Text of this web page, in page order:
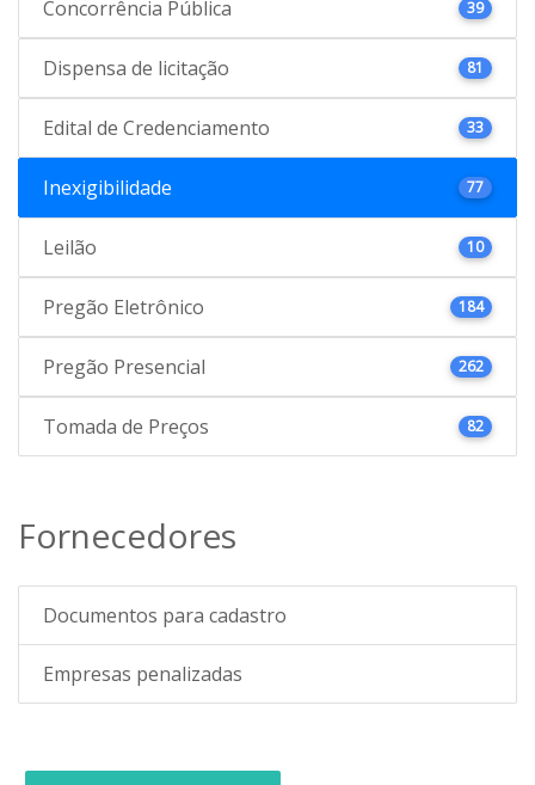
Concorrência Pública 39
Dispensa de licitação 81
Edital de Credenciamento 33
Inexigibilidade 77
Leilão 10
Pregão Eletrônico 184
Pregão Presencial 262
Tomada de Preços 82
Fornecedores
Documentos para cadastro
Empresas penalizadas